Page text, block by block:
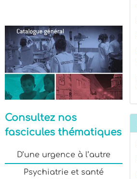
Consultez nos
fascicules thématiques
D’une urgence à l’autre
Psychiatrie et santé